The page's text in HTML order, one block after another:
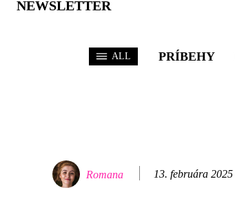
NEWSLETTER
ALL PRÍBEHY
Romana 13. februára 2025